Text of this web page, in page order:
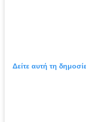
Δείτε αυτή τη